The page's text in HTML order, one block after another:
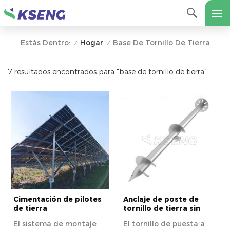
Estás Dentro: / Hogar / Base De Tornillo De Tierra
7 resultados encontrados para "base de tornillo de tierra"
Cimentación de pilotes
de tierra
soporte de tierra solar
El sistema de montaje
Anclaje de poste de
tornillo de tierra sin
pilotes de tornillo de
El tornillo de puesta a